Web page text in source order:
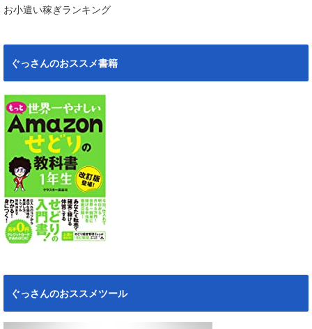
お小遣い稼ぎランキング
ぐっさんのおススメ書籍
ぐっさんのおススメツール